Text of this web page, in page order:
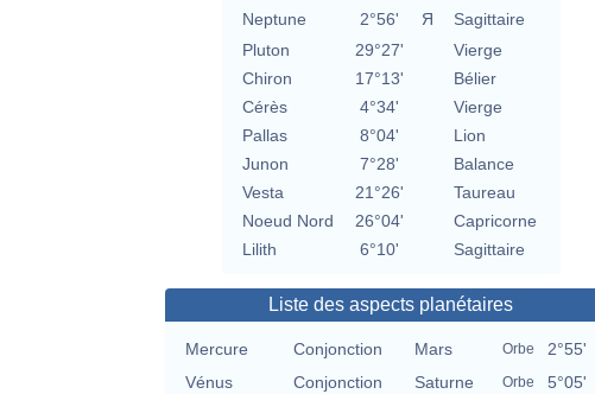
Neptune
2°56' Я
Sagittaire
Pluton
29°27'
Vierge
Chiron
17°13'
Bélier
Cérès
4°34'
Vierge
Pallas
8°04'
Lion
Junon
7°28'
Balance
Vesta
21°26'
Taureau
Noeud Nord
26°04'
Capricorne
Lilith
6°10' Sagittaire
Liste des aspects planétaires
Mercure Conjonction Mars Orbe
2°55'
Vénus
Conjonction Saturne Orbe
5°05'